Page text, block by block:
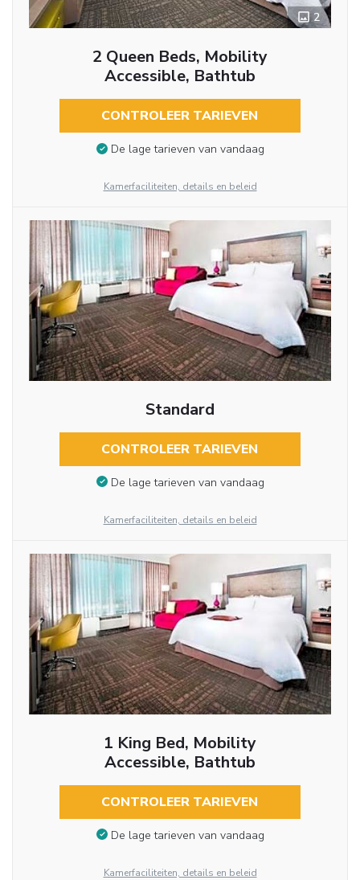
2
2 Queen Beds, Mobility
Accessible, Bathtub
CONTROLEER TARIEVEN
De lage tarieven van vandaag
Kamerfaciliteiten, details en beleid
Standard
CONTROLEER TARIEVEN
De lage tarieven van vandaag
Kamerfaciliteiten, details en beleid
1 King Bed, Mobility
Accessible, Bathtub
CONTROLEER TARIEVEN
De lage tarieven van vandaag
Kamerfaciliteiten, details en beleid